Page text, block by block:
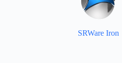
SRWare Iron